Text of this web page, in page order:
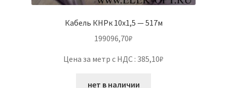
Кабель КНРк 10х1,5 — 517м
199096,70₽
Цена за метр с НДС : 385,10₽
нет в наличии